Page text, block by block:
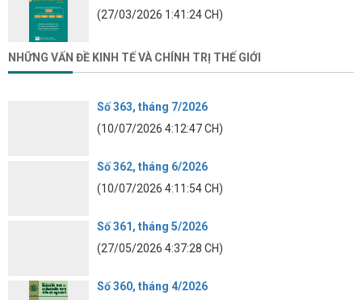
(27/03/2026 1:41:24 CH)
NHỮNG VẤN ĐỀ KINH TẾ VÀ CHÍNH TRỊ THẾ GIỚI
Số 363, tháng 7/2026
(10/07/2026 4:12:47 CH)
Số 362, tháng 6/2026
(10/07/2026 4:11:54 CH)
Số 361, tháng 5/2026
(27/05/2026 4:37:28 CH)
Số 360, tháng 4/2026